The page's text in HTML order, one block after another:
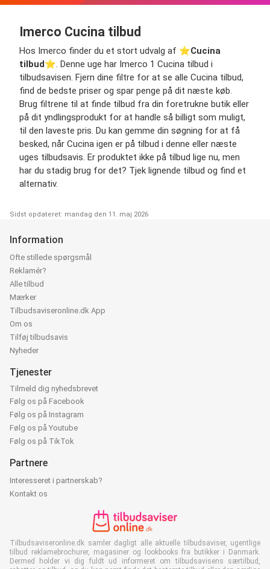
Imerco Cucina tilbud
Hos Imerco finder du et stort udvalg af ⭐️Cucina
tilbud⭐️. Denne uge har Imerco 1 Cucina tilbud i
tilbudsavisen. Fjern dine filtre for at se alle Cucina tilbud,
find de bedste priser og spar penge på dit næste køb.
Brug filtrene til at finde tilbud fra din foretrukne butik eller
på dit yndlingsprodukt for at handle så billigt som muligt,
til den laveste pris. Du kan gemme din søgning for at få
besked, når Cucina igen er på tilbud i denne eller næste
uges tilbudsavis. Er produktet ikke på tilbud lige nu, men
har du stadig brug for det? Tjek lignende tilbud og find et
alternativ.
Sidst opdateret: mandag den 11. maj 2026
Information
Ofte stillede spørgsmål
Reklamér?
Alle tilbud
Mærker
Tilbudsaviseronline.dk App
Om os
Tilføj tilbudsavis
Nyheder
Tjenester
Tilmeld dig nyhedsbrevet
Følg os på Facebook
Følg os på Instagram
Følg os på Youtube
Følg os på TikTok
Partnere
Interesseret i partnerskab?
Kontakt os
Tilbudsaviseronline.dk samler dagligt alle aktuelle tilbudsaviser, ugentlige
tilbud reklamebrochurer, magasiner og lookbooks fra butikker i Danmark.
Dermed holder vi dig fuldt ud informeret om tilbudsavisens særtilbud,